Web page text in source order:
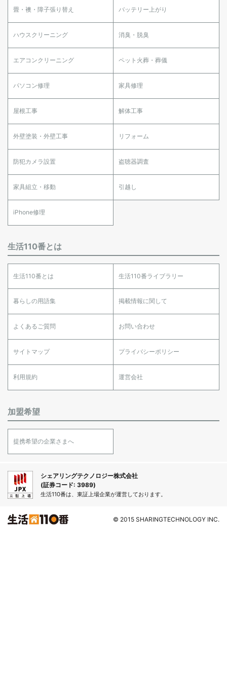
畳・襖・障子張り替え バッテリー上がり
ハウスクリーニング 消臭・脱臭
エアコンクリーニング ペット火葬・葬儀
パソコン修理 家具修理
屋根工事 解体工事
外壁塗装・外壁工事 リフォーム
防犯カメラ設置 盗聴器調査
家具組立・移動 引越し
iPhone修理
生活110番とは
生活110番とは 生活110番ライブラリー
暮らしの用語集 掲載情報に関して
よくあるご質問 お問い合わせ
サイトマップ プライバシーポリシー
利用規約 運営会社
加盟希望
提携希望の企業さまへ
シェアリングテクノロジー株式会社
(証券コード: 3989)
生活110番は、東証上場企業が運営しております。
© 2015 SHARINGTECHNOLOGY INC.